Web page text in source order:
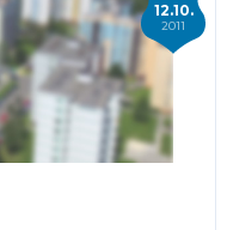
12.10.
2011